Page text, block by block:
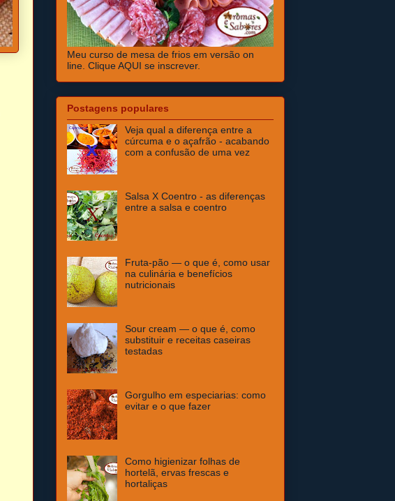
Meu curso de mesa de frios em versão on
line. Clique AQUI se inscrever.
Postagens populares
Veja qual a diferença entre a
cúrcuma e o açafrão - acabando
com a confusão de uma vez
Salsa X Coentro - as diferenças
entre a salsa e coentro
Fruta-pão — o que é, como usar
na culinária e benefícios
nutricionais
Sour cream — o que é, como
substituir e receitas caseiras
testadas
Gorgulho em especiarias: como
evitar e o que fazer
Como higienizar folhas de
hortelã, ervas frescas e
hortaliças